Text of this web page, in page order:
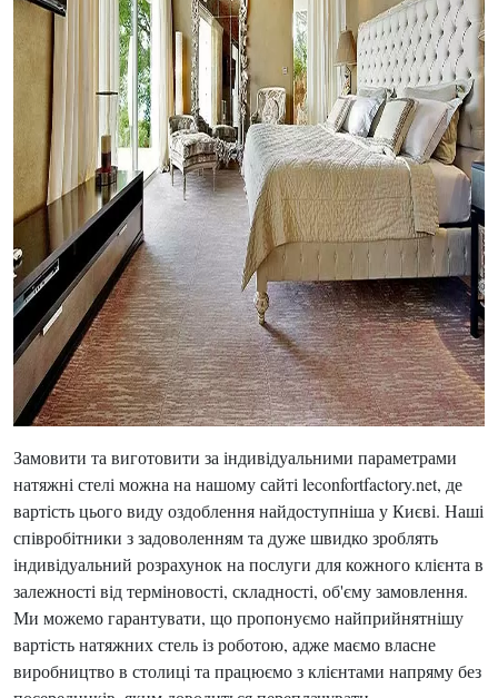
Замовити та виготовити за індивідуальними параметрами
натяжні стелі можна на нашому сайті leconfortfactory.net, де
вартість цього виду оздоблення найдоступніша у Києві. Наші
співробітники з задоволенням та дуже швидко зроблять
індивідуальний розрахунок на послуги для кожного клієнта в
залежності від терміновості, складності, об'єму замовлення.
Ми можемо гарантувати, що пропонуємо найприйнятнішу
вартість натяжних стель із роботою, адже маємо власне
виробництво в столиці та працюємо з клієнтами напряму без